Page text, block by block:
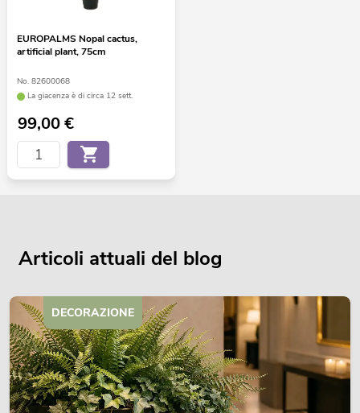
EUROPALMS Nopal cactus,
artificial plant, 75cm
No. 82600068
La giacenza è di circa 12 sett.
99,00€
Articoli attuali del blog
DECORAZIONE